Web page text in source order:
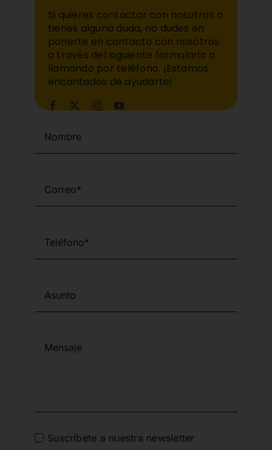
Si quieres contactar con nosotros o
tienes alguna duda, no dudes en
ponerte en contacto con nosotros
a través del siguiente formulario o
llamando por teléfono. ¡Estamos
encantados de ayudarte!
Suscríbete a nuestra newsletter